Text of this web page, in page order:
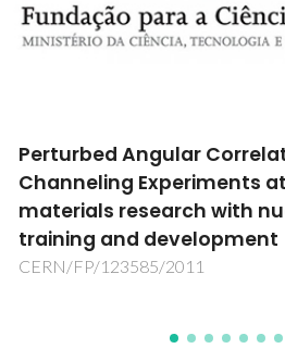
Novos revestimentos
latão e alumínio para
processos de
SafeChrome